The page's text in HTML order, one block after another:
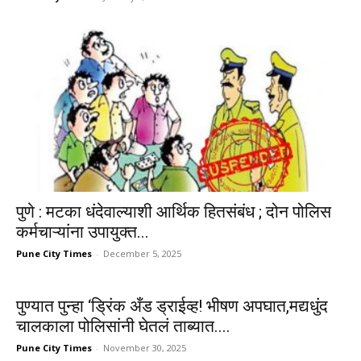
पुणे : मटका धंदेवाल्याशी आर्थिक हितसंबंध ; दोन पोलिस
कर्मचाऱ्यांना उपायुक्त...
Pune City Times - December 5, 2025
पुण्यात पुन्हा ‘ड्रिंक अँड ड्राईव्ह! भीषण अपघात,मद्यधुंद
चालकाला पोलिसांनी घेतलं ताब्यात....
Pune City Times - November 30, 2025